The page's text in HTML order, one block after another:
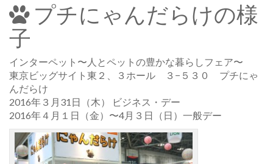
プチにゃんだらけの様
子
インターペット〜人とペットの豊かな暮らしフェア〜
東京ビッグサイト東２、３ホール ３−５３０ プチにゃ
んだらけ
2016年３月31日（木） ビジネス・デー
2016年４月１日（金）〜4月３日（日）一般デー